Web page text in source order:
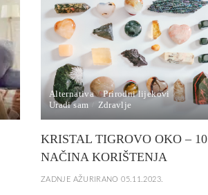
Alternativa
Prirodni lijekovi
Uradi sam
Zdravlje
KRISTAL TIGROVO OKO – 10
NAČINA KORIŠTENJA
ZADNJE AŽURIRANO 05.11.2023.